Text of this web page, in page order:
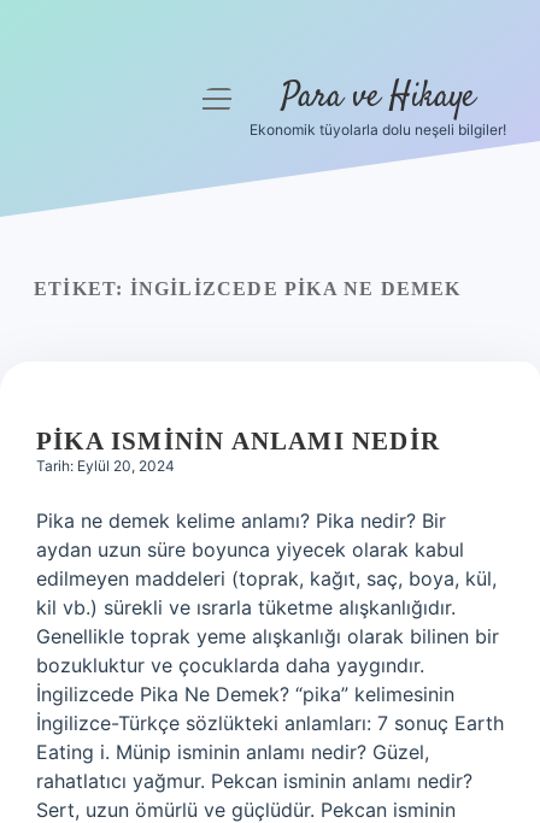
Yasal Uyarı
menüyü
Para ve Hikaye
Ekonomik tüyolarla dolu neşeli bilgiler!
ETIKET: İNGILIZCEDE PIKA NE DEMEK
PIKA ISMININ ANLAMI NEDIR
Tarih: Eylül 20, 2024
Pika ne demek kelime anlamı? Pika nedir? Bir
aydan uzun süre boyunca yiyecek olarak kabul
edilmeyen maddeleri (toprak, kağıt, saç, boya, kül,
kil vb.) sürekli ve ısrarla tüketme alışkanlığıdır.
Genellikle toprak yeme alışkanlığı olarak bilinen bir
bozukluktur ve çocuklarda daha yaygındır.
İngilizcede Pika Ne Demek? “pika” kelimesinin
İngilizce-Türkçe sözlükteki anlamları: 7 sonuç Earth
Eating i. Münip isminin anlamı nedir? Güzel,
rahatlatıcı yağmur. Pekcan isminin anlamı nedir?
Sert, uzun ömürlü ve güçlüdür. Pekcan isminin